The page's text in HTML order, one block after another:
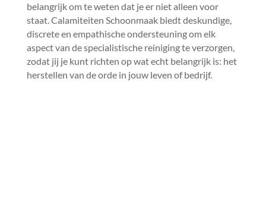
belangrijk om te weten dat je er niet alleen voor
staat.​ Calamiteiten Schoonmaak biedt deskundige,
discrete en empathische ondersteuning om elk
aspect van de specialistische reiniging te verzorgen,
zodat jij je kunt richten op wat echt belangrijk is: het
herstellen van de orde in jouw leven of bedrijf.​